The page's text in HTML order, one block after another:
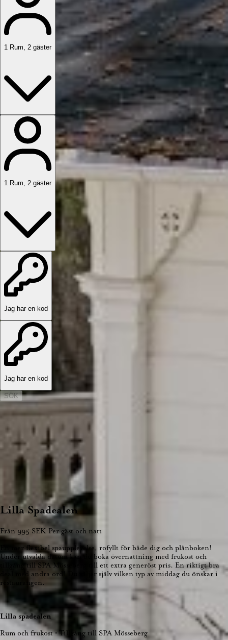
1 Rum 2 gäster
1 Rum, 2 gäster
Jag har en kod
Jag har en kod
SÖK
Lilla Spadealen
Från 995 SEK Per gäst och natt
En mer flexibel spaupplevelse, rofyllt för både dig och plånboken!
Under utvalda datum kan du boka övernattning med frukost och
tillgång till SPA Mösseberg till ett extra generöst pris. En riktigt bra
deal med andra ord! Du väljer själv vilken typ av middag du önskar i
restaurangen.
Lilla spadealen
Rum och frukost • Tillgång till SPA Mösseberg